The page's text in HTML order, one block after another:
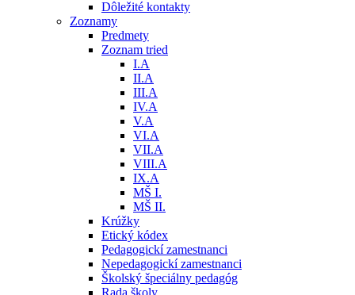
Dôležité kontakty
Zoznamy
Predmety
Zoznam tried
I.A
II.A
III.A
IV.A
V.A
VI.A
VII.A
VIII.A
IX.A
MŠ I.
MŠ II.
Krúžky
Etický kódex
Pedagogickí zamestnanci
Nepedagogickí zamestnanci
Školský špeciálny pedagóg
Rada školy